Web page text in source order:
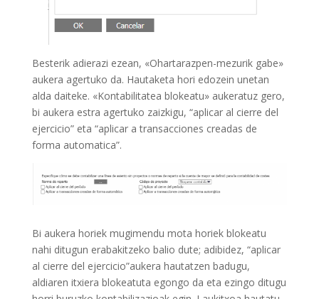
Besterik adierazi ezean, «Ohartarazpen-mezurik gabe»
aukera agertuko da. Hautaketa hori edozein unetan
alda daiteke. «Kontabilitatea blokeatu» aukeratuz gero,
bi aukera estra agertuko zaizkigu, “aplicar al cierre del
ejercicio” eta “aplicar a transacciones creadas de
forma automatica”.
Bi aukera horiek mugimendu mota horiek blokeatu
nahi ditugun erabakitzeko balio dute; adibidez, “aplicar
al cierre del ejercicio”aukera hautatzen badugu,
aldiaren itxiera blokeatuta egongo da eta ezingo ditugu